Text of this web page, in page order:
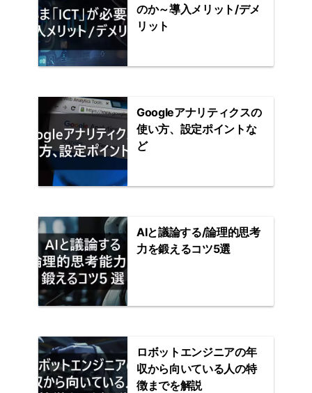
のか～導入メリット/デメ
リット
Googleアナリティクスの
使い方、設定ポイントな
ど
AIと議論する/論理的思考
力を鍛えるコツ5選
ロボットエンジニアの年
収から向いている人の特
徴までを解説